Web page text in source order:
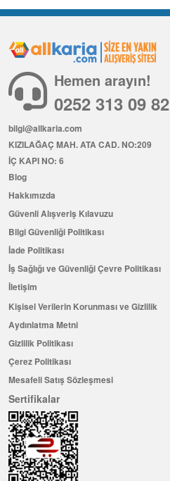
Hemen arayın!
0252 313 09 82
bilgi@allkaria.com
KIZILAĞAÇ MAH. ATA CAD. NO:209
İÇ KAPI NO: 6
Blog
Hakkımızda
Güvenli Alışveriş Kılavuzu
Bilgi Güvenliği Politikası
İade Politikası
İş Sağlığı ve Güvenliği Çevre Politikası
İletişim
Kişisel Verilerin Korunması ve Gizlilik
Aydınlatma Metni
Gizlilik Politikası
Çerez Politikası
Mesafeli Satış Sözleşmesi
Sertifikalar